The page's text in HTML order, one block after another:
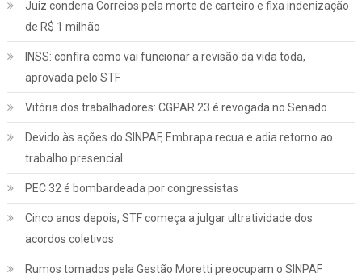
Juiz condena Correios pela morte de carteiro e fixa indenização
de R$ 1 milhão
INSS: confira como vai funcionar a revisão da vida toda,
aprovada pelo STF
Vitória dos trabalhadores: CGPAR 23 é revogada no Senado
Devido às ações do SINPAF, Embrapa recua e adia retorno ao
trabalho presencial
PEC 32 é bombardeada por congressistas
Cinco anos depois, STF começa a julgar ultratividade dos
acordos coletivos
Rumos tomados pela Gestão Moretti preocupam o SINPAF